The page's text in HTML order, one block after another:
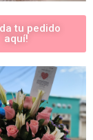
tu pedido
aquí!